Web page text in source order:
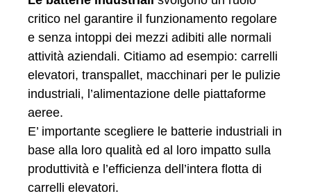
critico nel garantire il funzionamento regolare
e senza intoppi dei mezzi adibiti alle normali
attività aziendali. Citiamo ad esempio: carrelli
elevatori, transpallet, macchinari per le pulizie
industriali, l’alimentazione delle piattaforme
aeree.
E’ importante scegliere le batterie industriali in
base alla loro qualità ed al loro impatto sulla
produttività e l’efficienza dell’intera flotta di
carrelli elevatori.